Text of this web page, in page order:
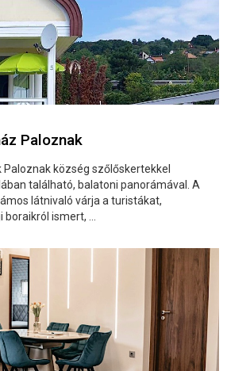
Paloznak
község szőlőskertekkel
található, balatoni panorámával. A
látnivaló várja a turistákat,
ismert, ...